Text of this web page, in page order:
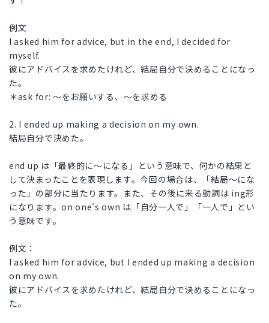
例文
I asked him for advice, but in the end, I decided for
myself.
彼にアドバイスを求めたけれど、結局自分で決めることになっ
た。
＊ask for: 〜をお願いする、〜を求める
2. I ended up making a decision on my own.
結局自分で決めた。
end up は「最終的に～になる」という意味で、何かの結果と
して決まったことを表現します。今回の場合は、「結局～にな
った」の部分に当たります。また、その後に来る動詞は ing形
になります。on one's own は「自分一人で」「一人で」とい
う意味です。
例文：
I asked him for advice, but I ended up making a decision
on my own.
彼にアドバイスを求めたけれど、結局自分で決めることになっ
た。